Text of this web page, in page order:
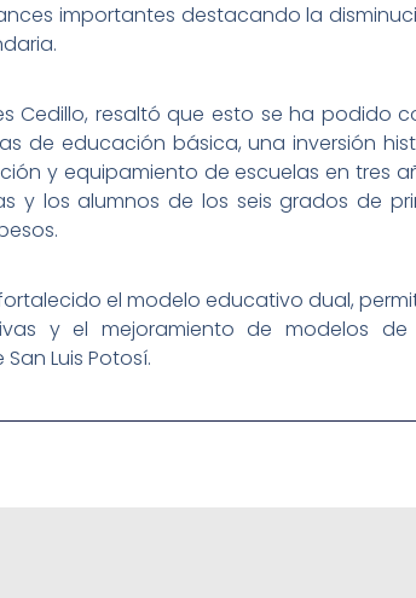
importantes destacando la
Cedillo, resaltó que esto se ha podido
de educación básica, una inversión
y equipamiento de escuelas en tres
y los alumnos de los seis grados de
el modelo educativo dual,
y el mejoramiento de modelos
Luis Potosí.